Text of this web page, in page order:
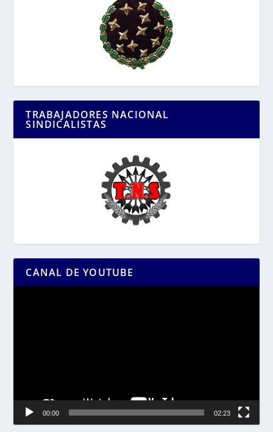
TRABAJADORES NACIONAL
SINDICALISTAS
CANAL DE YOUTUBE
00:00 02:23